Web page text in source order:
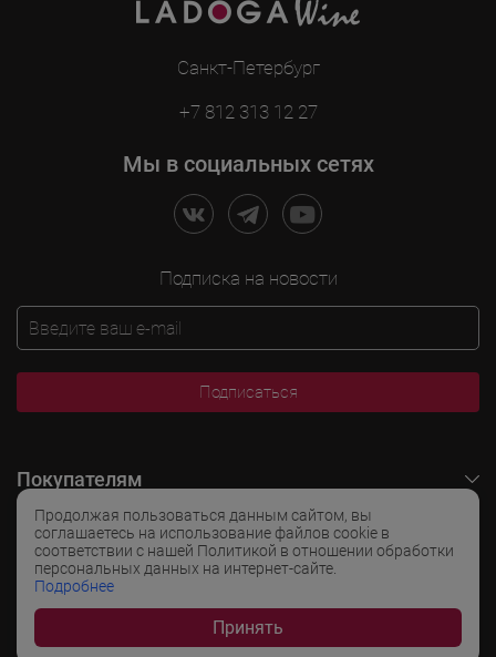
Продолжая пользоваться данным сайтом, вы
соглашаетесь на использование файлов cookie в
соответствии с нашей Политикой в отношении обработки
персональных данных на интернет-сайте.
Подробнее
Принять
Санкт-Петербург
+7 812 313 12 27
Мы в социальных сетях
Подписка на новости
Подписаться
Покупателям
O LADOGA Wine
Интересные разделы
Популярные разделы